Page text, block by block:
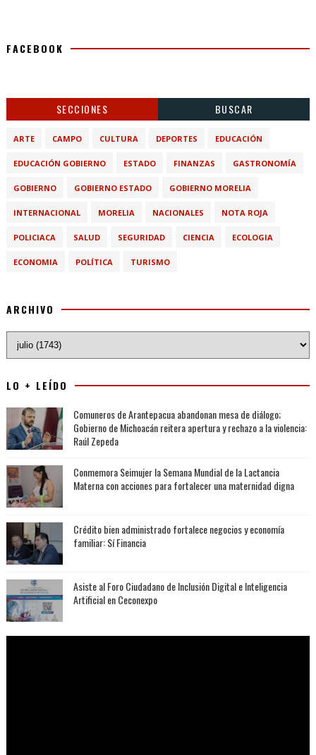
FACEBOOK
SECCIONES BUSCAR
ARTE CAMPO CULTURA DEPORTES EDUCACIÓN
EDUCACIÓN GOBIERNO ESTADO FINANZAS GASTRONOMÍA
GOBIERNO GOBIERNO ESTADO GOBIERNO MORELIA
INTERNACIONAL MORELIA NACIONALES NOTA ROJA
POLICIACA SALUD SEGURIDAD CIENCIA ECOLOGIA
ECONOMIA POLÍTICA TURISMO
ARCHIVO
LO + LEÍDO
Comuneros de Arantepacua abandonan mesa de diálogo;
Gobierno de Michoacán reitera apertura y rechazo a la violencia:
Raúl Zepeda
Conmemora Seimujer la Semana Mundial de la Lactancia
Materna con acciones para fortalecer una maternidad digna
Crédito bien administrado fortalece negocios y economía
familiar: Sí Financia
Asiste al Foro Ciudadano de Inclusión Digital e Inteligencia
Artificial en Ceconexpo